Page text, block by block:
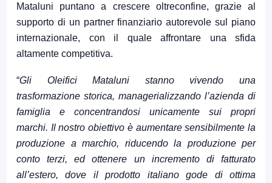
Mataluni puntano a crescere oltreconfine, grazie al
supporto di un partner finanziario autorevole sul piano
internazionale, con il quale affrontare una sfida
altamente competitiva.
“Gli Oleifici Mataluni stanno vivendo una
trasformazione storica, managerializzando l’azienda di
famiglia e concentrandosi unicamente sui propri
marchi. Il nostro obiettivo è aumentare sensibilmente la
produzione a marchio, riducendo la produzione per
conto terzi, ed ottenere un incremento di fatturato
all’estero, dove il prodotto italiano gode di ottima